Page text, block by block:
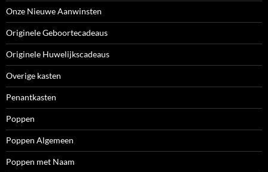
Onze Nieuwe Aanwinsten
Originele Geboortecadeaus
Originele Huwelijkscadeaus
Overige kasten
Penantkasten
Poppen
Poppen Algemeen
Poppen met Naam